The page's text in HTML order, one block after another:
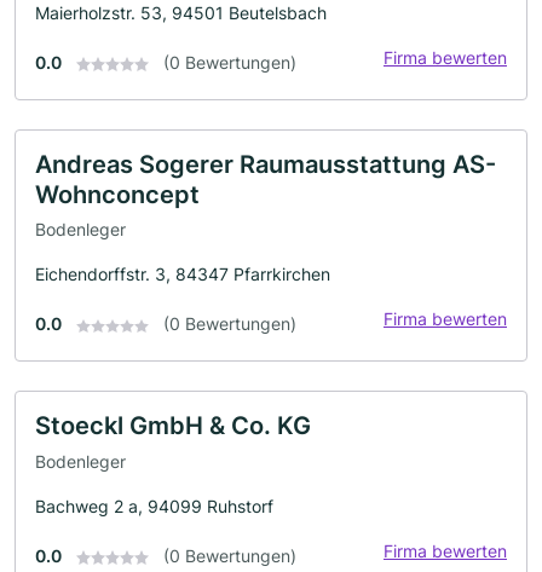
Maierholzstr. 53, 94501 Beutelsbach
0.0 (0 Bewertungen) Firma bewerten
Andreas Sogerer Raumausstattung AS-
Wohnconcept
Bodenleger
Eichendorffstr. 3, 84347 Pfarrkirchen
0.0 (0 Bewertungen) Firma bewerten
Stoeckl GmbH & Co. KG
Bodenleger
Bachweg 2 a, 94099 Ruhstorf
0.0 (0 Bewertungen) Firma bewerten